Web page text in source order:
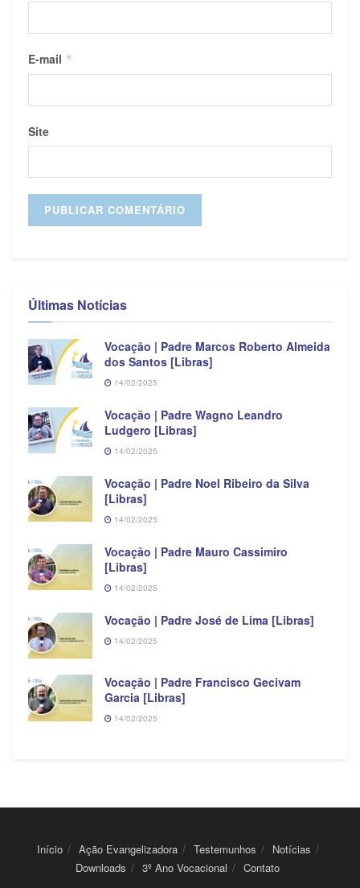
E-mail *
Site
Últimas Notícias
Vocação | Padre Marcos Roberto Almeida
dos Santos [Libras]
14/02/2025
Vocação | Padre Wagno Leandro
Ludgero [Libras]
14/02/2025
Vocação | Padre Noel Ribeiro da Silva
[Libras]
14/02/2025
Vocação | Padre Mauro Cassimiro
[Libras]
14/02/2025
Vocação | Padre José de Lima [Libras]
14/02/2025
Vocação | Padre Francisco Gecivam
Garcia [Libras]
14/02/2025
Início Ação Evangelizadora Testemunhos
Notícias
Downloads
3º Ano Vocacional Contato